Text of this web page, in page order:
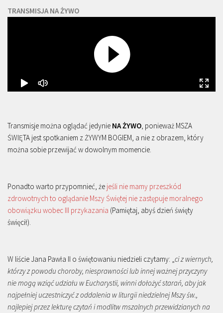
TRANSMISJA NA ŻYWO
Transmisje można oglądać jedynie NA ŻYWO , ponieważ MSZA
ŚWIĘTA jest spotkaniem z ŻYWYM BOGIEM, a nie z obrazem, który
można sobie przewijać w dowolnym momencie.
Ponadto warto przypomnieć, że jeśli nie mamy przeszkód
zdrowotnych to oglądanie Mszy Świętej nie zastępuje moralnego
obowiązku wobec III przykazania (Pamiętaj, abyś dzień święty
święcił).
W liście Jana Pawła II o świętowaniu niedzieli czytamy: „ ci z wiernych,
którzy z powodu choroby, niesprawności lub innej ważnej przyczyny
nie mogą wziąć udziału w Eucharystii, winni dołożyć starań, aby jak
najpełniej uczestniczyć z oddalenia w liturgii niedzielnej Mszy św.,
najlepiej przez lekturę czytań i modlitw mszalnych przewidzianych na